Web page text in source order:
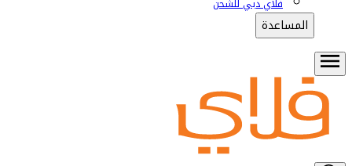
فلاي دبي للشحن
المساعدة